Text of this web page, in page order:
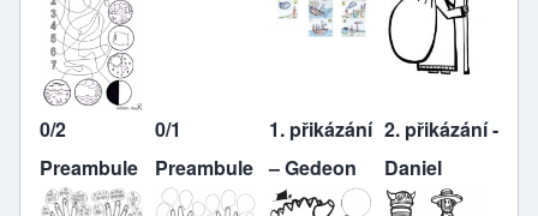
0/2
Preambule
0/1
Preambule
1. přikázání
– Gedeon
2. přikázání -
Daniel